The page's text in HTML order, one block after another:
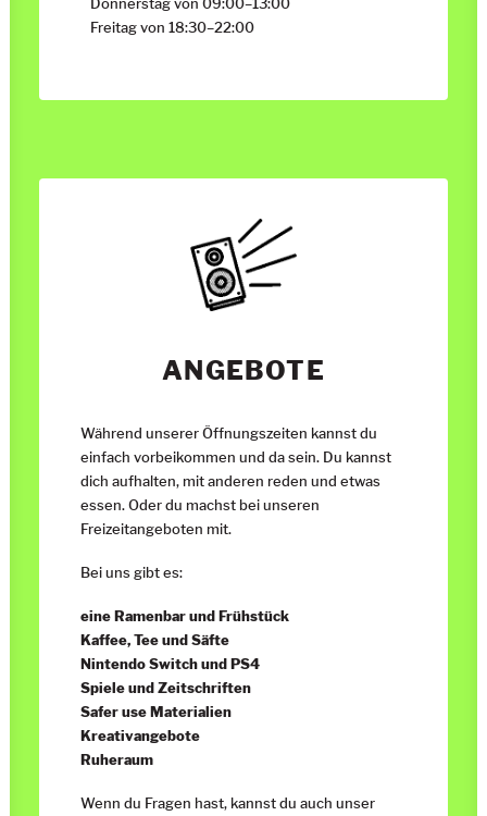
Freitag von 18:30–22:00
ANGEBOTE
Während unserer Öffnungszeiten kannst du
einfach vorbeikommen und da sein. Du kannst
dich aufhalten, mit anderen reden und etwas
essen. Oder du machst bei unseren
Freizeitangeboten mit.
Bei uns gibt es:
eine Ramenbar und Frühstück
Kaffee, Tee und Säfte
Nintendo Switch und PS4
Spiele und Zeitschriften
Safer use Materialien
Kreativangebote
Ruheraum
Wenn du Fragen hast, kannst du auch unser